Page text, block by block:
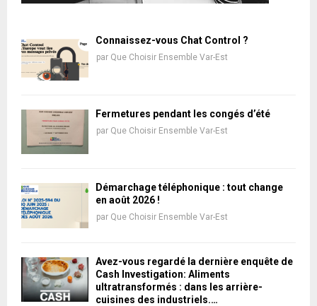
Connaissez-vous Chat Control ?
par Que Choisir Ensemble Var-Est
Fermetures pendant les congés d’été
par Que Choisir Ensemble Var-Est
Démarchage téléphonique : tout change
en août 2026 !
par Que Choisir Ensemble Var-Est
Avez-vous regardé la dernière enquête de
Cash Investigation: Aliments
ultratransformés : dans les arrière-
cuisines des industriels.…